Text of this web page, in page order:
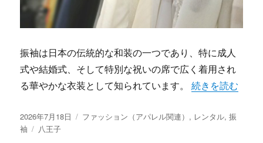
振袖は日本の伝統的な和装の一つであり、特に成人
式や結婚式、そして特別な祝いの席で広く着用され
る華やかな衣装として知られています。“八王子で見つ
続きを読む
投
稿
2026年7月18日
カ
ファッション（アパレル関連） , レンタル,振
袖
タ
八王子